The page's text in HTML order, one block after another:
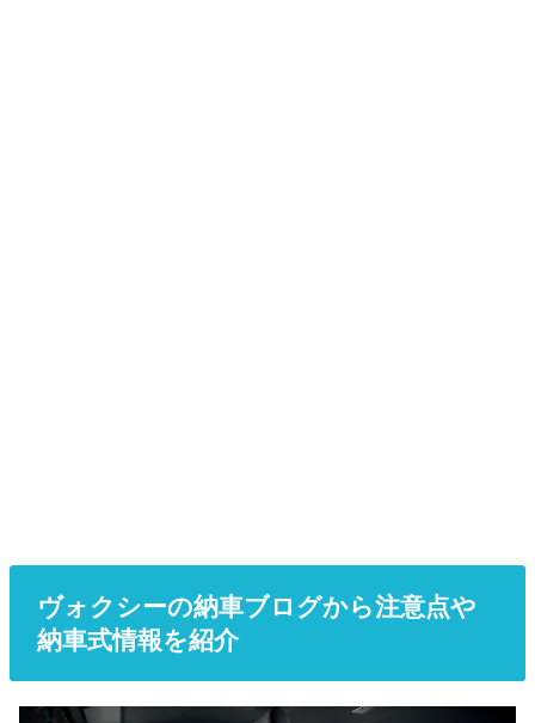
ヴォクシーの納車ブログから注意点や
納車式情報を紹介